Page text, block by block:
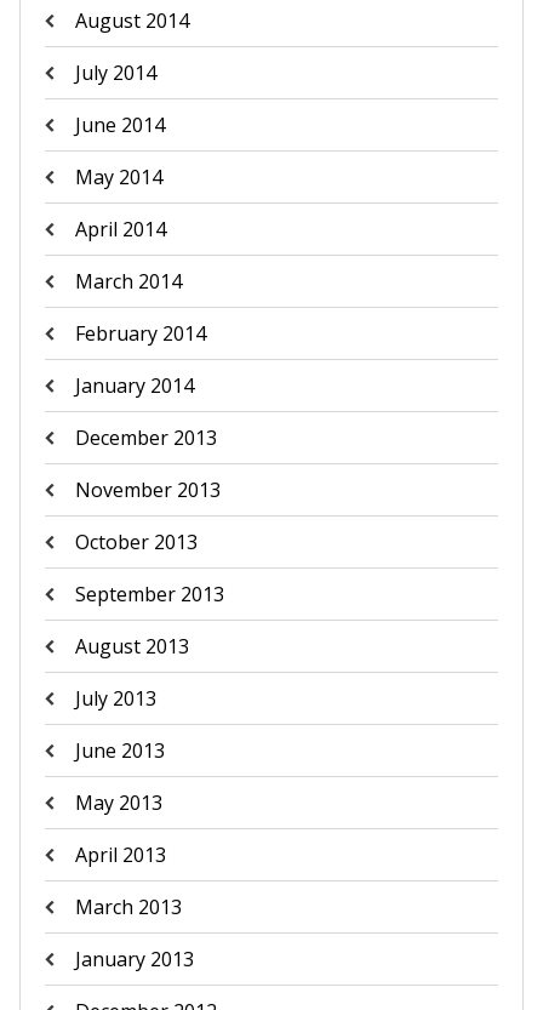
August 2014
July 2014
June 2014
May 2014
April 2014
March 2014
February 2014
January 2014
December 2013
November 2013
October 2013
September 2013
August 2013
July 2013
June 2013
May 2013
April 2013
March 2013
January 2013